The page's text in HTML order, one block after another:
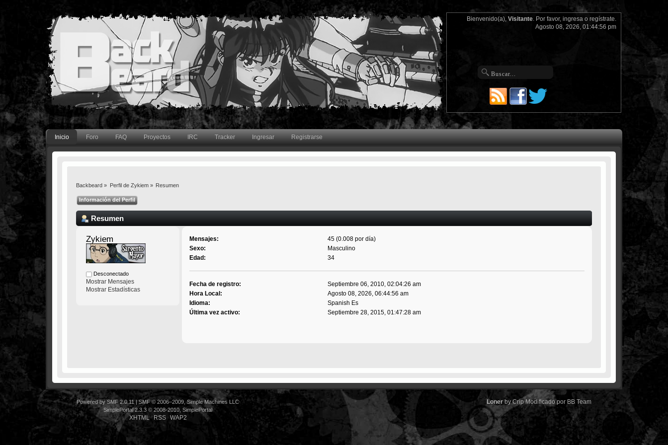
Bienvenido(a), Visitante. Por favor, ingresao regístrate.
Agosto 08, 2026, 01:44:56 pm
Inicio Foro FAQ Proyectos IRC Tracker Ingresar Registrarse
Backbeard » Perfil de Zykiem » Resumen
Información del Perfil
Resumen
Zykiem
Desconectado
Mostrar Mensajes
Mostrar Estadísticas
Mensajes:
45 (0.008 por día)
Sexo:
Masculino
Edad:
34
Fecha de registro:
Septiembre 06, 2010, 02:04:26 am
Hora Local:
Agosto 08, 2026, 06:44:56 am
Idioma:
Spanish Es
Última vez activo:
Septiembre 28, 2015, 01:47:28 am
Powered by SMF 2.0.11|SMF © 2006–2009, Simple Machines LLC
SimplePortal 2.3.3 © 2008-2010, SimplePortal
XHTML RSS WAP2
LonerbyCrip